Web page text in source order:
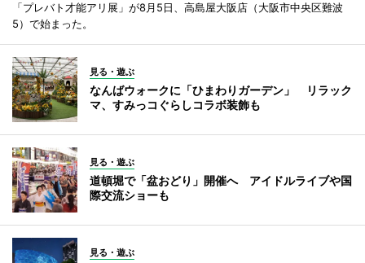
「プレバト才能アリ展」が8月5日、高島屋大阪店（大阪市中央区難波
5）で始まった。
見る・遊ぶ
なんばウォークに「ひまわりガーデン」 リラック
マ、すみっコぐらしコラボ装飾も
見る・遊ぶ
道頓堀で「盆おどり」開催へ アイドルライブや国
際交流ショーも
見る・遊ぶ